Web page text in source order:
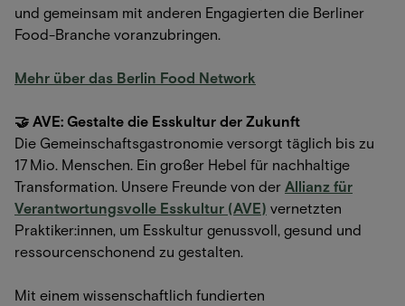
und gemeinsam mit anderen Engagierten die Berliner
Food-Branche voranzubringen.
Mehr über das Berlin Food Network
🤝 AVE: Gestalte die Esskultur der Zukunft
Die Gemeinschaftsgastronomie versorgt täglich bis zu
17 Mio. Menschen. Ein großer Hebel für nachhaltige
Transformation. Unsere Freunde von der Allianz für
Verantwortungsvolle Esskultur (AVE) vernetzten
Praktiker:innen, um Esskultur genussvoll, gesund und
ressourcenschonend zu gestalten.
Mit einem wissenschaftlich fundierten